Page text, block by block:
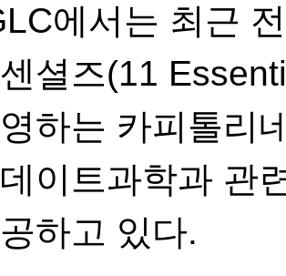
에서는 최근
셜즈(11
하는 카피톨리
이트과학과 관
하고 있다.